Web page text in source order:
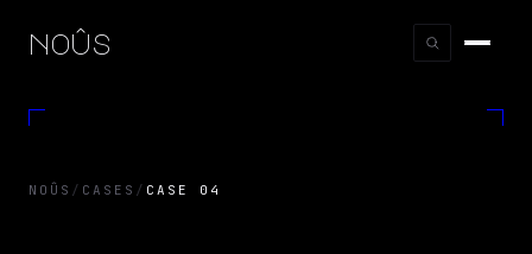
noûs
NOÛS / CASES / CASE 04